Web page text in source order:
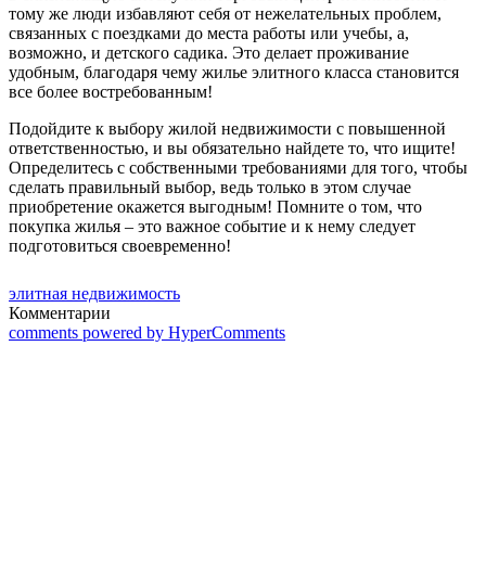
тому же люди избавляют себя от нежелательных проблем,
связанных с поездками до места работы или учебы, а,
возможно, и детского садика. Это делает проживание
удобным, благодаря чему жилье элитного класса становится
все более востребованным!
Подойдите к выбору жилой недвижимости с повышенной
ответственностью, и вы обязательно найдете то, что ищите!
Определитесь с собственными требованиями для того, чтобы
сделать правильный выбор, ведь только в этом случае
приобретение окажется выгодным! Помните о том, что
покупка жилья – это важное событие и к нему следует
подготовиться своевременно!
элитная недвижимость
Комментарии
comments powered by HyperComments